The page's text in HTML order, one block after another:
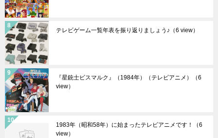
テレビゲーム一覧年表を振り返りましょう♪ （6 view）
『星銃士ビスマルク』（1984年）（テレビアニメ）
（6
view）
1983年（昭和58年）に始まったテレビアニメです！
（6
view）